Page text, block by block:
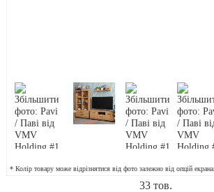
* Колір товару може відрізнятися від фото залежно від опцій екрана.
33тов.